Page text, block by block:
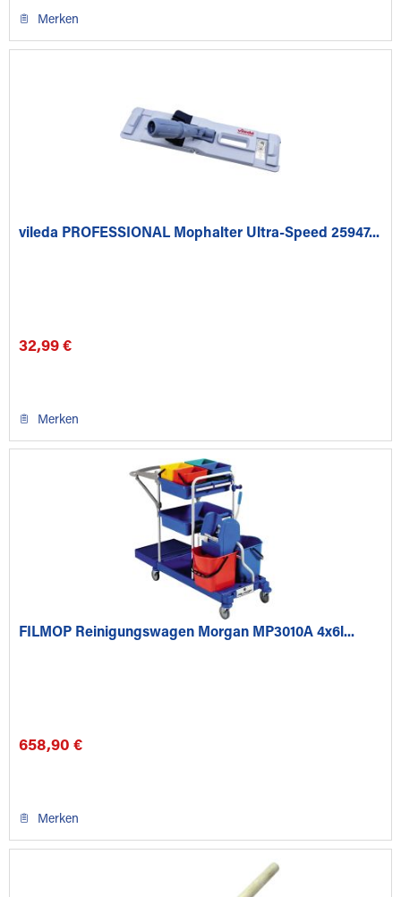
Merken
vileda PROFESSIONAL Mophalter Ultra-Speed 25947...
32,99 €
Merken
FILMOP Reinigungswagen Morgan MP3010A 4x6l...
658,90 €
Merken